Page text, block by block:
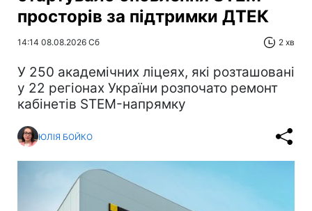
просторів за підтримки ДТЕК​‌
14:14 08.08.2026 Сб 2 хв
У 250 академічних ліцеях, які розташовані
у 22 регіонах України розпочато ремонт
кабінетів STEM-напрямку
ЮЛІЯ БОЙКО